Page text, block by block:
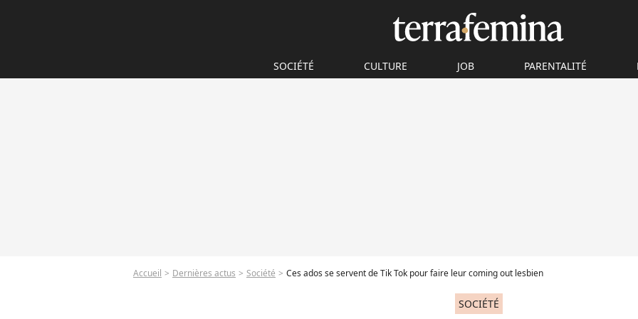
SOCIÉTÉ CULTURE JOB PARENTALITÉ
Accueil Dernières actus Société Ces ados se servent de Tik Tok pour faire leur coming out lesbien
SOCIÉTÉ